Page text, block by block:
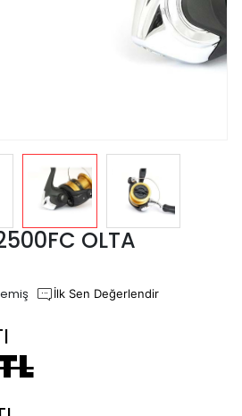
OLTA
İlk Sen Değerlendir